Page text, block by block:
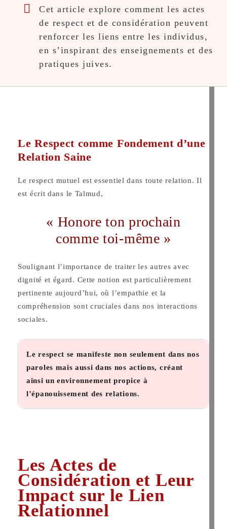
Cet article explore comment les actes
de respect et de considération peuvent
renforcer les liens entre les individus,
en s’inspirant des enseignements et des
pratiques juives.
Le Respect comme Fondement d’une
Relation Saine
Le respect mutuel est essentiel dans toute relation.Il
est écrit dans le Talmud,
« Honore ton prochain
comme toi-même »
Soulignant l’importance de traiter les autres avec
dignité et égard. Cette notion est particulièrement
pertinente aujourd’hui, où l’empathie et la
compréhension sont cruciales dans nos interactions
sociales.
Le respect se manifeste non seulement dans nos
paroles mais aussi dans nos actions, créant
ainsi un environnement propice à
l’épanouissement des relations.
Les Actes de
Considération et Leur
Impact sur le Lien
Relationnel